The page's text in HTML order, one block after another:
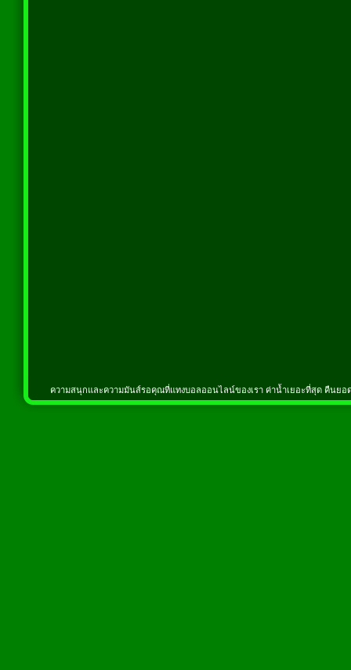
ความสนุกและความมันส์รอคุณที่แทงบอลออนไลน์ของเรา ค่าน้ำเยอะที่สุด คืนยอ